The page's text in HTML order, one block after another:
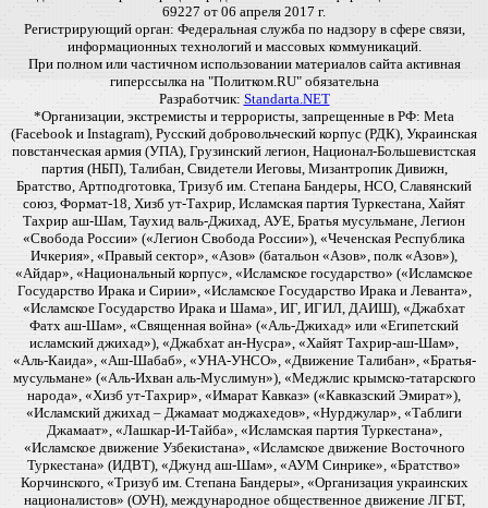
69227 от 06 апреля 2017 г.
Регистрирующий орган: Федеральная служба по надзору в сфере связи,
информационных технологий и массовых коммуникаций.
При полном или частичном использовании материалов сайта активная
гиперссылка на "Политком.RU" обязательна
Разработчик: Standarta.NET
*Организации, экстремисты и террористы, запрещенные в РФ: Meta
(Facebook и Instagram), Русский добровольческий корпус (РДК), Украинская
повстанческая армия (УПА), Грузинский легион, Национал-Большевистская
партия (НБП), Талибан, Свидетели Иеговы, Мизантропик Дивижн,
Братство, Артподготовка, Тризуб им. Степана Бандеры, НСО, Славянский
союз, Формат-18, Хизб ут-Тахрир, Исламская партия Туркестана, Хайят
Тахрир аш-Шам, Таухид валь-Джихад, АУЕ, Братья мусульмане, Легион
«Свобода России» («Легион Свобода России»), «Чеченская Республика
Ичкерия», «Правый сектор», «Азов» (батальон «Азов», полк «Азов»),
«Айдар», «Национальный корпус», «Исламское государство» («Исламское
Государство Ирака и Сирии», «Исламское Государство Ирака и Леванта»,
«Исламское Государство Ирака и Шама», ИГ, ИГИЛ, ДАИШ), «Джабхат
Фатх аш-Шам», «Священная война» («Аль-Джихад» или «Египетский
исламский джихад»), «Джабхат ан-Нусра», «Хайят Тахрир-аш-Шам»,
«Аль-Каида», «Аш-Шабаб», «УНА-УНСО», «Движение Талибан», «Братья-
мусульмане» («Аль-Ихван аль-Муслимун»), «Меджлис крымско-татарского
народа», «Хизб ут-Тахрир», «Имарат Кавказ» («Кавказский Эмират»),
«Исламский джихад – Джамаат моджахедов», «Нурджулар», «Таблиги
Джамаат», «Лашкар-И-Тайба», «Исламская партия Туркестана»,
«Исламское движение Узбекистана», «Исламское движение Восточного
Туркестана» (ИДВТ), «Джунд аш-Шам», «АУМ Синрике», «Братство»
Корчинского, «Тризуб им. Степана Бандеры», «Организация украинских
националистов» (ОУН), международное общественное движение ЛГБТ,